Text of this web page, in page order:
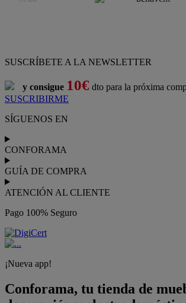
SUSCRÍBETE A LA NEWSLETTER
y consigue 10€ dto para la próxima
SUSCRIBIRME
SÍGUENOS EN
CONFORAMA
GUÍA DE COMPRA
ATENCIÓN AL CLIENTE
Pago 100% Seguro
¡Nueva app!
Conforama, tu tienda de